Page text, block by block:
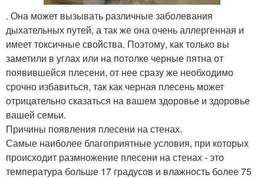
. Она может вызывать различные заболевания
дыхательных путей, а так же она очень аллергенная и
имеет токсичные свойства. Поэтому, как только вы
заметили в углах или на потолке черные пятна от
появившейся плесени, от нее сразу же необходимо
срочно избавиться, так как черная плесень может
отрицательно сказаться на вашем здоровье и здоровье
вашей семьи.
Причины появления плесени на стенах.
Самые наиболее благоприятные условия, при которых
происходит размножение плесени на стенах - это
температура больше 17 градусов и влажность более 75